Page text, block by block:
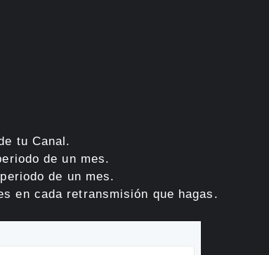
tu Canal.
de un mes.
de un mes.
en cada retransmisión que hagas.